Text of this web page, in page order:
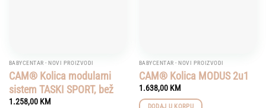
BABYCENTAR - NOVI PROIZVODI
CAM® Kolica modularni
sistem TASKI SPORT, bež
1.258,00 KM
BABYCENTAR - NOVI PROIZVODI
CAM® Kolica MODUS 2u1
1.638,00 KM
DODAJ U KORPU